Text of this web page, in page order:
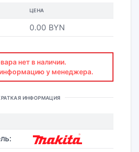
ЦЕНА
0.00 BYN
нет в наличии.
у менеджера.
ИНФОРМАЦИЯ